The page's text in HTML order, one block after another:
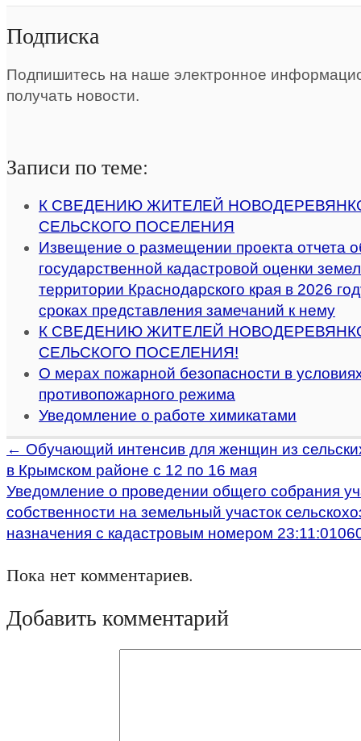
Подписка
Подпишитесь на наше электронное
получать новости.
Записи по теме:
К СВЕДЕНИЮ ЖИТЕЛЕЙ
СЕЛЬСКОГО ПОСЕЛЕНИЯ
Извещение о размещении проекта отчета
государственной кадастровой оценки
территории Краснодарского края в 2026
сроках представления замечаний к нему
К СВЕДЕНИЮ ЖИТЕЛЕЙ
СЕЛЬСКОГО ПОСЕЛЕНИЯ!
О мерах пожарной безопасности в
противопожарного режима
Уведомление о работе химикатами
← Обучающий интенсив для женщин из
в Крымском районе с 12 по 16 мая
Уведомление о проведении общего собрания
собственности на земельный участок
назначения с кадастровым номером
Пока нет комментариев.
Добавить комментарий